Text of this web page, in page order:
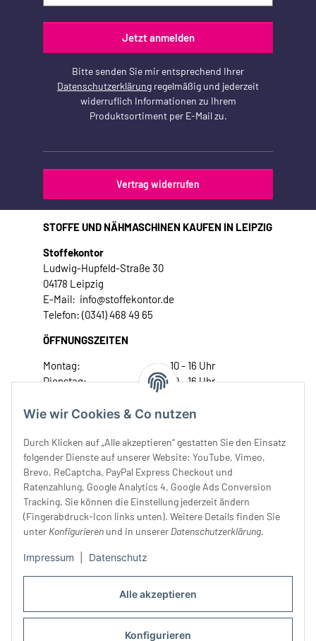
Alle akzeptieren
Konfigurieren
Wie wir Cookies & Co nutzen
Durch Klicken auf „Alle akzeptieren“ gestatten Sie den Einsatz
folgender Dienste auf unserer Website: YouTube, Vimeo,
Brevo, ReCaptcha, PayPal Express Checkout und
Ratenzahlung, Google Analytics 4, Google Ads Conversion
Tracking. Sie können die Einstellung jederzeit ändern
(Fingerabdruck-Icon links unten). Weitere Details finden Sie
unter Konfigurieren und in unserer Datenschutzerklärung.
Impressum Datenschutz
Jetzt anmelden
Bitte senden Sie mir entsprechend Ihrer
Datenschutzerklärung regelmäßig und jederzeit
widerruflich Informationen zu Ihrem
Produktsortiment per E-Mail zu.
Vertrag widerrufen
STOFFE UND NÄHMASCHINEN KAUFEN IN LEIPZIG
Stoffekontor
Ludwig-Hupfeld-Straße 30
04178 Leipzig
E-Mail: info@stoffekontor.de
Telefon: (0341) 468 49 65
ÖFFNUNGSZEITEN
Montag:
10 - 16 Uhr
Dienstag:
10 - 16 Uhr
Donnerstag:
10 - 18 Uhr
Samstag:
10 - 14 Uhr
Unser Service
Rechtliches